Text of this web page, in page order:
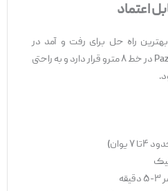
اعتماد
راه‌ حل برای رفت ‌و آمد در
گوانگژو است. ایستگاه Pazhou در خط ۸ مترو قرار دارد و به‌ راحتی